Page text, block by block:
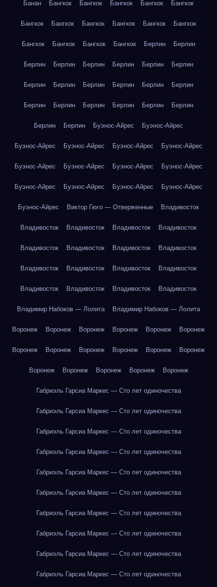
Банан Бангкок Бангкок Бангкок Бангкок Бангкок
Бангкок Бангкок Бангкок Бангкок Бангкок Бангкок
Бангкок Бангкок Бангкок Бангкок Берлин Берлин
Берлин Берлин Берлин Берлин Берлин Берлин
Берлин Берлин Берлин Берлин Берлин Берлин
Берлин Берлин Берлин Берлин Берлин Берлин
Берлин Берлин Буэнос-Айрес Буэнос-Айрес
Буэнос-Айрес Буэнос-Айрес Буэнос-Айрес Буэнос-Айрес
Буэнос-Айрес Буэнос-Айрес Буэнос-Айрес Буэнос-Айрес
Буэнос-Айрес Буэнос-Айрес Буэнос-Айрес Буэнос-Айрес
Буэнос-Айрес Виктор Гюго — Отверженные Владивосток
Владивосток Владивосток Владивосток Владивосток
Владивосток Владивосток Владивосток Владивосток
Владивосток Владивосток Владивосток Владивосток
Владивосток Владивосток Владивосток Владивосток
Владимир Набоков — Лолита Владимир Набоков — Лолита
Воронеж Воронеж Воронеж Воронеж Воронеж Воронеж
Воронеж Воронеж Воронеж Воронеж Воронеж Воронеж
Воронеж Воронеж Воронеж Воронеж Воронеж
Габриэль Гарсиа Маркес — Сто лет одиночества
Габриэль Гарсиа Маркес — Сто лет одиночества
Габриэль Гарсиа Маркес — Сто лет одиночества
Габриэль Гарсиа Маркес — Сто лет одиночества
Габриэль Гарсиа Маркес — Сто лет одиночества
Габриэль Гарсиа Маркес — Сто лет одиночества
Габриэль Гарсиа Маркес — Сто лет одиночества
Габриэль Гарсиа Маркес — Сто лет одиночества
Габриэль Гарсиа Маркес — Сто лет одиночества
Габриэль Гарсиа Маркес — Сто лет одиночества